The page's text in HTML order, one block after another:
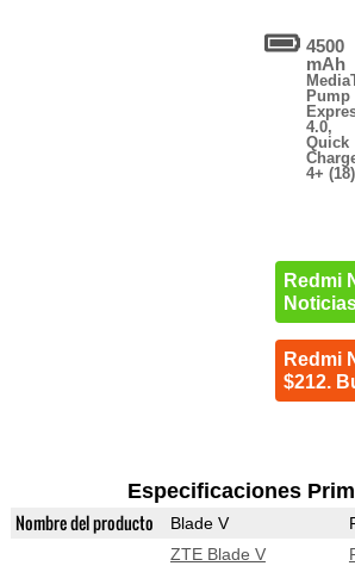
4500
mAh
Pump
4.0,
Quick
4+ (18)
Redmi
Redmi
$212.
Especificaciones
Nombre del producto Blade V
ZTE Blade V